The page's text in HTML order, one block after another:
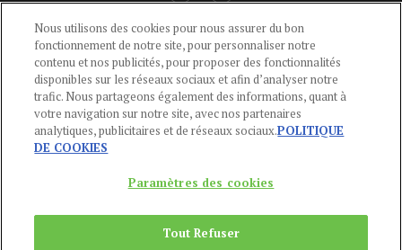
LIENS UTILES
CGU-POLITIQUE DE CONFIDENTIALITÉ -POLITIQUE DES COOKIES
MENTIONS LÉGALES -AIDE
CONTACT
Du Lundi au Vendredi, 9h-13h et 14h-17h
Nous utilisons des cookies pour nous assurer du bon
fonctionnement de notre site, pour personnaliser notre
contenu et nos publicités, pour proposer des fonctionnalités
disponibles sur les réseaux sociaux et afin d’analyser notre
trafic. Nous partageons également des informations, quant à
votre navigation sur notre site, avec nos partenaires
analytiques, publicitaires et de réseaux sociaux.POLITIQUE
DE COOKIES
Paramètres des cookies
Tout Refuser